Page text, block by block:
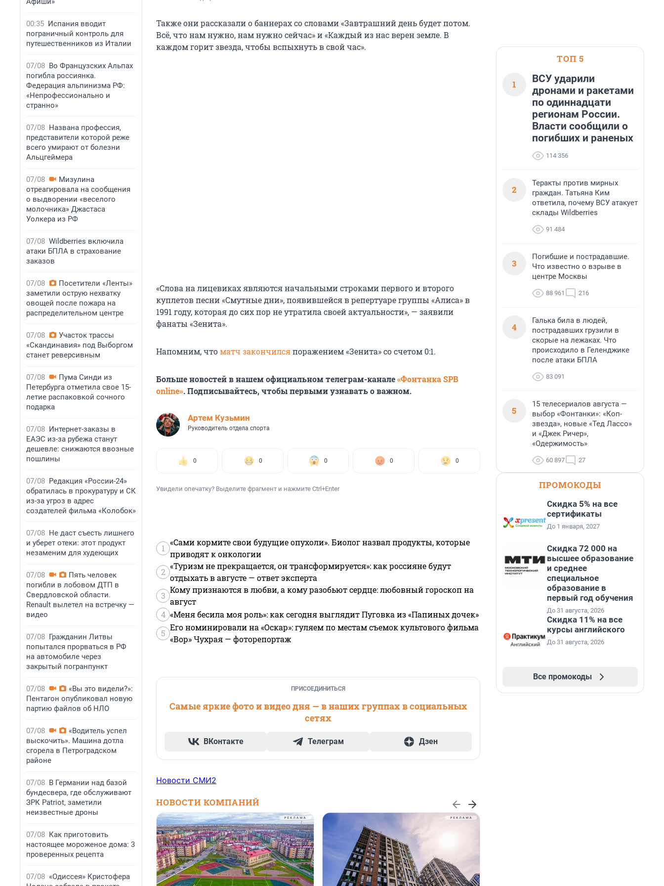
00:35 Испания вводит
пограничный контроль для
путешественников из Италии
07/08 Во Французских Альпах
погибла россиянка.
Федерация альпинизма РФ:
«Непрофессионально и
странно»
07/08 Названа профессия,
представители которой реже
всего умирают от болезни
Альцгеймера
07/08
Мизулина
отреагировала на сообщения
о выдворении «веселого
молочника» Джастаса
Уолкера из РФ
07/08 Wildberries включила
атаки БПЛА в страхование
заказов
07/08
Посетители «Ленты»
заметили острую нехватку
овощей после пожара на
распределительном центре
07/08
Участок трассы
«Скандинавия» под Выборгом
станет реверсивным
07/08
Пума Синди из
Петербурга отметила свое 15-
летие распаковкой сочного
подарка
07/08 Интернет-заказы в
ЕАЭС из-за рубежа станут
дешевле: снижаются ввозные
пошлины
07/08 Редакция «России-24»
обратилась в прокуратуру и СК
из-за угроз в адрес
создателей фильма «Колобок»
07/08 Не даст съесть лишнего
и уберет отеки: этот продукт
незаменим для худеющих
07/08
Пять человек
погибли в лобовом ДТП в
Свердловской области.
Renault вылетел на встречку —
видео
07/08 Гражданин Литвы
попытался прорваться в РФ
на автомобиле через
закрытый погранпункт
07/08
«Вы это видели?»:
Пентагон опубликовал новую
партию файлов об НЛО
07/08
«Водитель успел
выскочить». Машина дотла
сгорела в Петроградском
районе
07/08 В Германии над базой
бундесвера, где обслуживают
ЗРК Patriot, заметили
неизвестные дроны
07/08 Как приготовить
настоящее мороженое дома: 3
проверенных рецепта
07/08 «Одиссея» Кристофера
Также они рассказали о баннерах со словами «Завтрашний день будет потом.
Всё, что нам нужно, нам нужно сейчас» и «Каждый из нас верен земле. В
каждом горит звезда, чтобы вспыхнуть в свой час».
«Слова на лицевиках являются начальными строками первого и второго
куплетов песни «Смутные дни», появившейся в репертуаре группы «Алиса» в
1991 году, которая до сих пор не утратила своей актуальности», — заявили
фанаты «Зенита».
Напомним, чтоматч закончилсяпоражением «Зенита» со счетом 0:1.
Больше новостей в нашем официальном телеграм-канале«Фонтанка SPB
online». Подписывайтесь, чтобы первыми узнавать о важном.
Артем Кузьмин
Руководитель отдела спорта
0 0 0 0 0
Увидели опечатку? Выделите фрагмент и нажмите Ctrl+Enter
1
«Сами кормите свои будущие опухоли». Биолог назвал продукты, которые
приводят к онкологии
2
«Туризм не прекращается, он трансформируется»: как россияне будут
отдыхать в августе — ответ эксперта
3
Кому признаются в любви, а кому разобьют сердце: любовный гороскоп на
август
4 «Меня бесила моя роль»: как сегодня выглядит Пуговка из «Папиных дочек»
5
Его номинировали на «Оскар»: гуляем по местам съемок культового фильма
«Вор» Чухрая — фоторепортаж
ПРИСОЕДИНИТЬСЯ
Самые яркие фото и видео дня — в наших группах в социальных
сетях
ВКонтакте Телеграм Дзен
Новости СМИ2
НОВОСТИ КОМПАНИЙ
ТОП 5
1
ВСУ ударили
дронами и ракетами
по одиннадцати
регионам России.
Власти сообщили о
погибших и раненых
114 356
2
Теракты против мирных
граждан. Татьяна Ким
ответила, почему ВСУ атакует
склады Wildberries
91 484
3
Погибшие и пострадавшие.
Что известно о взрыве в
центре Москвы
88 961 216
4
Галька била в людей,
пострадавших грузили в
скорые на лежаках. Что
происходило в Геленджике
после атаки БПЛА
83 091
5
15 телесериалов августа —
выбор «Фонтанки»: «Коп-
звезда», новые «Тед Лассо»
и «Джек Ричер»,
«Одержимость»
60 897 27
ПРОМОКОДЫ
Скидка 5% на все
сертификаты
До 1 января, 2027
Скидка 72 000 на
высшее образование
и среднее
специальное
образование в
первый год обучения
До 31 августа, 2026
Скидка 11% на все
курсы английского
До 31 августа, 2026
Все промокоды